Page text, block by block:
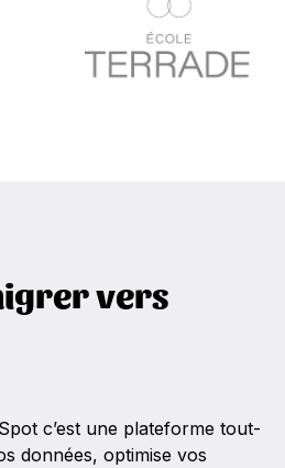
vers
c’est une plateforme tout-
données, optimise vos